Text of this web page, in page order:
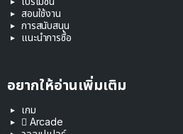
สอนใช้งาน
การสนับสนุน
แนะนำการซื้อ
อยากให้อ่านเพิ่มเติม
เกม
 Arcade